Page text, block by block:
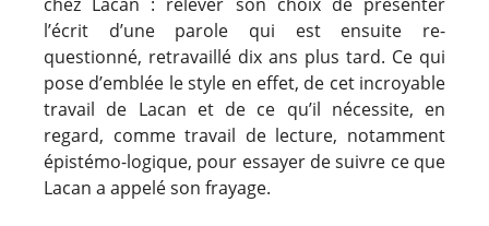
l’écrit d’une parole qui est ensuite re-
questionné, retravaillé dix ans plus tard. Ce qui
pose d’emblée le style en effet, de cet incroyable
travail de Lacan et de ce qu’il nécessite, en
regard, comme travail de lecture, notamment
épistémo-logique, pour essayer de suivre ce que
Lacan a appelé son frayage.